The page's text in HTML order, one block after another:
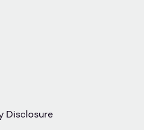
Disclosure